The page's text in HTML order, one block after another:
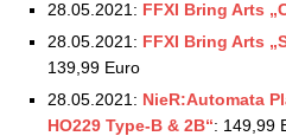
28.05.2021: FFXI Bring Arts
28.05.2021: FFXI Bring Arts
139,99 Euro
28.05.2021: NieR:Automata
HO229 Type-B & 2B“: 149,99